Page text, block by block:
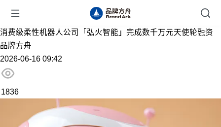
消费级柔性机器人公司「弘火智能」完成数千万元天使轮融资
品牌方舟
2026-06-16 09:42
1836